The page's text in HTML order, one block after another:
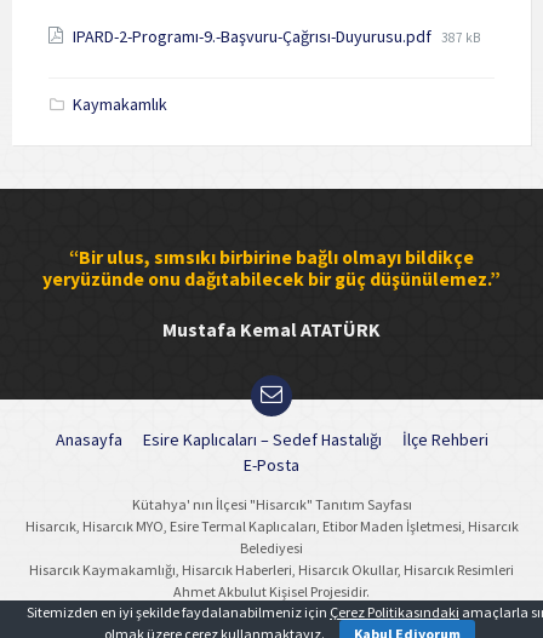
Attachments
IPARD-2-Programı-9.-Başvuru-Çağrısı-Duyurusu.pdf File
387 kB
Kaymakamlık
“Bir ulus, sımsıkı birbirine bağlı olmayı bildikçe
yeryüzünde onu dağıtabilecek bir güç düşünülemez.”
Mustafa Kemal ATATÜRK
Anasayfa Esire Kaplıcaları – Sedef Hastalığı
İlçe Rehberi
E-Posta
Kütahya' nın İlçesi "Hisarcık" Tanıtım Sayfası
Hisarcık, Hisarcık MYO, Esire Termal Kaplıcaları, Etibor Maden İşletmesi, Hisarcık
Belediyesi
Hisarcık Kaymakamlığı, Hisarcık Haberleri, Hisarcık Okullar, Hisarcık Resimleri
Ahmet Akbulut Kişisel Projesidir.
Sitemizden en iyi şekilde faydalanabilmeniz için Çerez Politikasındaki amaçlarla
olmak üzere çerez kullanmaktayız.
Kabul Ediyorum